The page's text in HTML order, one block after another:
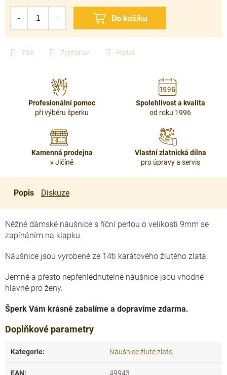
Tisk Zeptat se Hlídat
Profesionální pomoc
při výběru šperku
Spolehlivost a kvalita
od roku 1996
Kamenná prodejna
v Jičíně
Vlastní zlatnická dílna
pro úpravy a servis
Popis Diskuze
Něžné dámské náušnice s říční perlou o velikosti 9mm se
zapínáním na klapku.
Náušnice jsou vyrobené ze 14ti karátového žlutého zlata.
Jemné a přesto nepřehlédnutelné náušnice jsou vhodné
hlavně pro ženy.
Šperk Vám krásně zabalíme a dopravíme zdarma.
Doplňkové parametry
Kategorie: Náušnice žluté zlato
EAN: 49943